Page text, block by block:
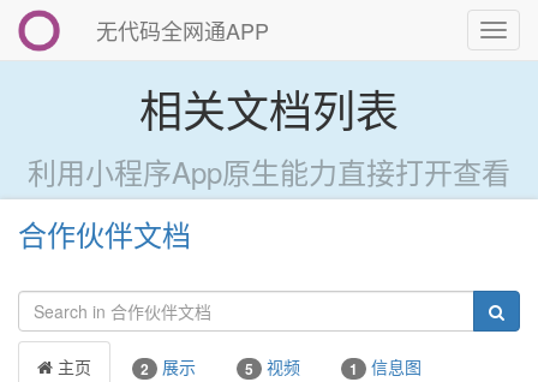
切
换
无代码全网通APP
相关文档列表
利用小程序App原生能力直接打开查看
合作伙伴文档
主页 2 展示 5 视频 1
信息图